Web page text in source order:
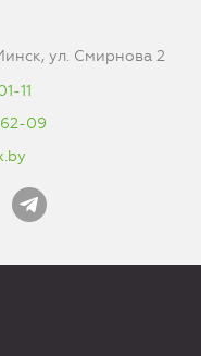
ул. Смирнова 2
11
62-09